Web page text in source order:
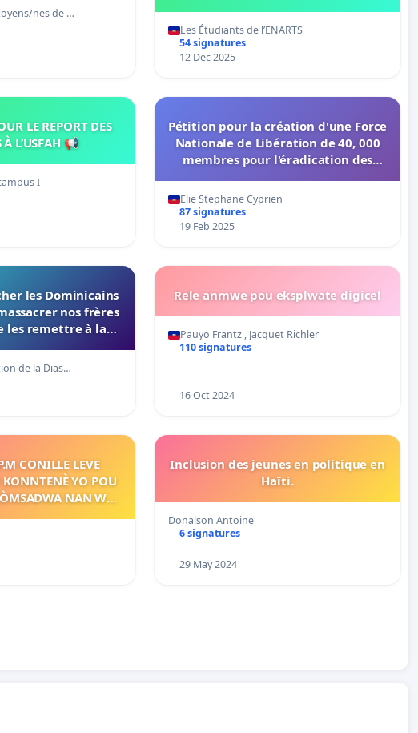
nes de …
Les Étudiants de l’ENARTS
54 signatures
12 Dec 2025
LE REPORT DES
L’USFAH 📢
I
Pétition pour la création d'une Force
Nationale de Libération de 40, 000
membres pour l'éradication des
Elie Stéphane Cyprien
87 signatures
19 Feb 2025
les Dominicains
nos frères
les remettre à la
de la Dias…
Rele anmwe pou eksplwate digicel
Pauyo Frantz , Jacquet Richler
110 signatures
16 Oct 2024
CONILLE LEVE
YO POU
Inclusion des jeunes en politique en
Haïti.
Donalson Antoine
6 signatures
29 May 2024